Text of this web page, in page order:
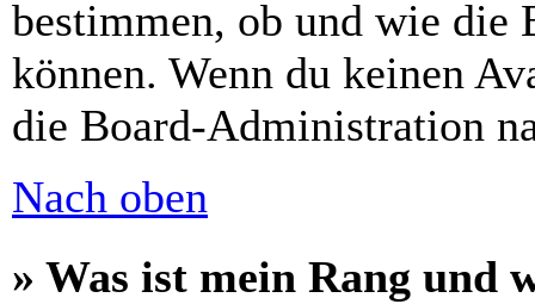
bestimmen, ob und wie die
können. Wenn du keinen
die Board-Administration
Nach oben
» Was ist mein Rang und